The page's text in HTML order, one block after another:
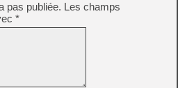
pas publiée. Les champs
*